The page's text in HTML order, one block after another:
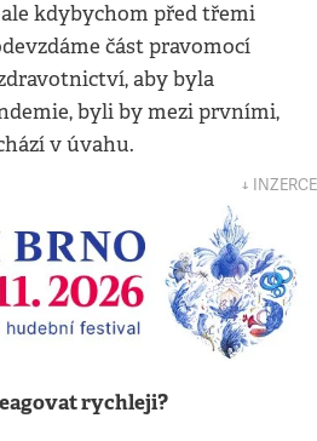
kdybychom před třemi
část pravomocí
aby byla
byli by mezi prvními,
v úvahu.
↓ INZERCE
rychleji?